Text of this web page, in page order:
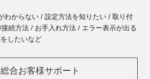
わからない / 設定方法を知りたい / 取り付
接続方法 / お手入れ方法 / エラー表示が出る
したいなど
総合お客様サポート